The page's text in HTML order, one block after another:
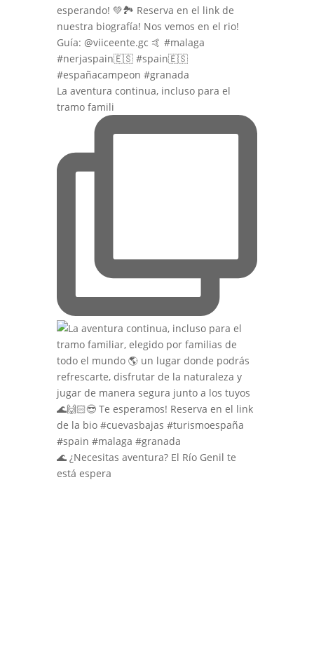
La aventura continua, incluso para el
tramo famili
🌊 ¿Necesitas aventura? El Río Genil te
está espera